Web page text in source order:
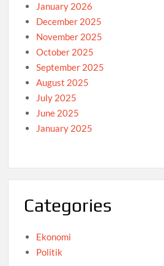
January 2026
December 2025
November 2025
October 2025
September 2025
August 2025
July 2025
June 2025
January 2025
Categories
Ekonomi
Politik